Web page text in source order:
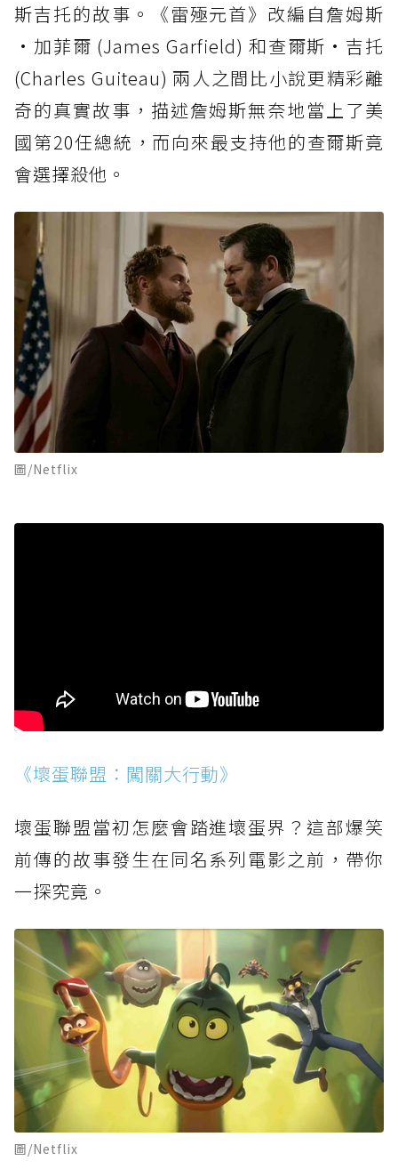
斯吉托的故事。《雷殛元首》改編自詹姆斯
·加菲爾 (James Garfield) 和查爾斯·吉托
(Charles Guiteau) 兩人之間比小說更精彩離
奇的真實故事，描述詹姆斯無奈地當上了美
國第20任總統，而向來最支持他的查爾斯竟
會選擇殺他。
圖/Netflix
《壞蛋聯盟：闖關大行動》
壞蛋聯盟當初怎麼會踏進壞蛋界？這部爆笑
前傳的故事發生在同名系列電影之前，帶你
一探究竟。
圖/Netflix